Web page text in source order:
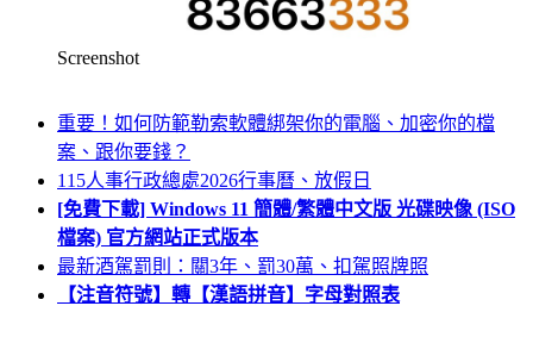
Screenshot
重要！如何防範勒索軟體綁架你的電腦、加密你的檔
案、跟你要錢？
115人事行政總處2026行事曆、放假日
[免費下載] Windows 11 簡體/繁體中文版 光碟映像 (ISO
檔案) 官方網站正式版本
最新酒駕罰則：關3年、罰30萬、扣駕照牌照
【注音符號】轉【漢語拼音】字母對照表